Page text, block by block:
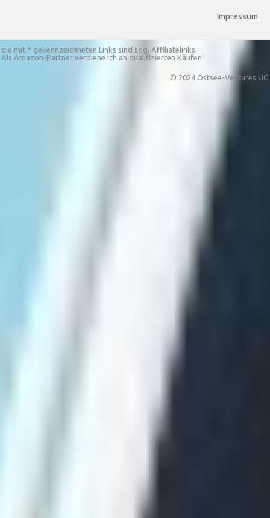
Impressum
die mit * gekennzeichneten Links sind sog. Affiliatelinks.
Als Amazon-Partner verdiene ich an qualifizierten Käufen!
© 2024 Ostsee-Ventures UG